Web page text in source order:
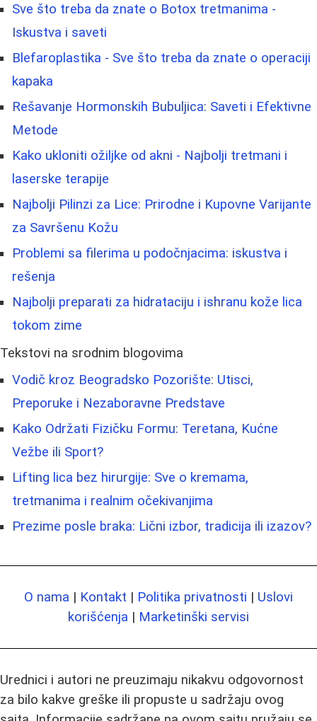
Sve što treba da znate o Botox tretmanima -
Iskustva i saveti
Blefaroplastika - Sve što treba da znate o operaciji
kapaka
Rešavanje Hormonskih Bubuljica: Saveti i Efektivne
Metode
Kako ukloniti ožiljke od akni - Najbolji tretmani i
laserske terapije
Najbolji Pilinzi za Lice: Prirodne i Kupovne Varijante
za Savršenu Kožu
Problemi sa filerima u podočnjacima: iskustva i
rešenja
Najbolji preparati za hidrataciju i ishranu kože lica
tokom zime
Tekstovi na srodnim blogovima
Vodič kroz Beogradsko Pozorište: Utisci,
Preporuke i Nezaboravne Predstave
Kako Održati Fizičku Formu: Teretana, Kućne
Vežbe ili Sport?
Lifting lica bez hirurgije: Sve o kremama,
tretmanima i realnim očekivanjima
Prezime posle braka: Lični izbor, tradicija ili izazov?
O nama | Kontakt | Politika privatnosti | Uslovi
korišćenja | Marketinški servisi
Urednici i autori ne preuzimaju nikakvu odgovornost
za bilo kakve greške ili propuste u sadržaju ovog